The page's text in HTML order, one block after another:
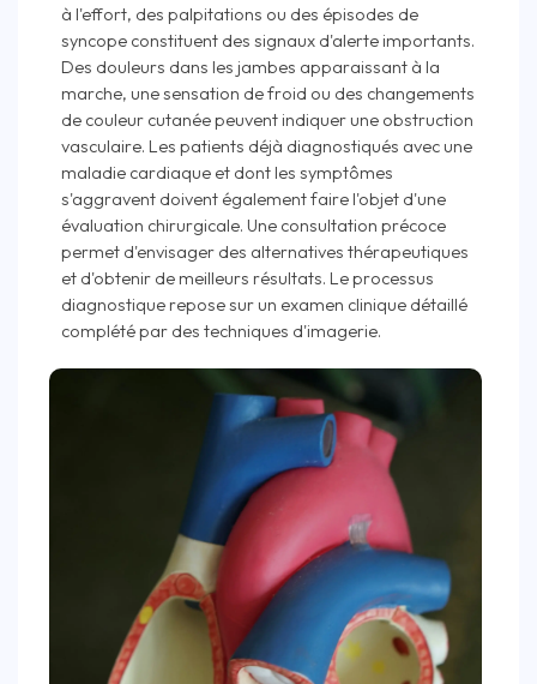
à l'effort, des palpitations ou des épisodes de
syncope constituent des signaux d'alerte importants.
Des douleurs dans les jambes apparaissant à la
marche, une sensation de froid ou des changements
de couleur cutanée peuvent indiquer une obstruction
vasculaire. Les patients déjà diagnostiqués avec une
maladie cardiaque et dont les symptômes
s'aggravent doivent également faire l'objet d'une
évaluation chirurgicale. Une consultation précoce
permet d'envisager des alternatives thérapeutiques
et d'obtenir de meilleurs résultats. Le processus
diagnostique repose sur un examen clinique détaillé
complété par des techniques d'imagerie.